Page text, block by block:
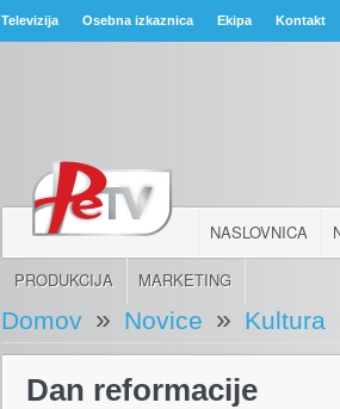
Televizija Osebna izkaznica Ekipa Kontakt
NASLOVNICA
PRODUKCIJA MARKETING
Domov » Novice » Kultura
Dan reformacije